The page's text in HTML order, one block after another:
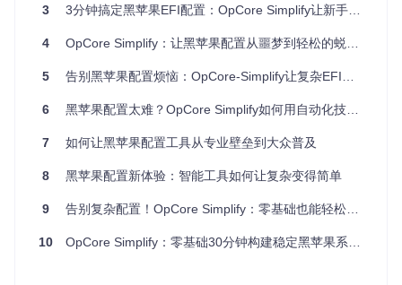
二、技术解析：硬件扫描与配置生成的工作原理
2.1 硬件扫描原理：全面评估系统兼容性
er.py 模块实现，采用三层检测机制：
2.1.1 系统信息采集
工具首先通过硬件扫描模块收集关键组件信息，包括CPU型
置数据库进行比对分析。
2.1.2 兼容性评分系统
3 3分钟搞定黑苹果EFI配置：OpCore Simplify让新手也能轻松上手的智能工具
4 OpCore Simplify：让黑苹果配置从噩梦到轻松的蜕变之旅
5 告别黑苹果配置烦恼：OpCore-Simplify让复杂EFI搭建变得轻松简单
6 黑苹果配置太难？OpCore Simplify如何用自动化技术实现90%效率提升
7 如何让黑苹果配置工具从专业壁垒到大众普及
8 黑苹果配置新体验：智能工具如何让复杂变得简单
9 告别复杂配置！OpCore Simplify：零基础也能轻松生成黑苹果EFI的神器
10 OpCore Simplify：零基础30分钟构建稳定黑苹果系统指南